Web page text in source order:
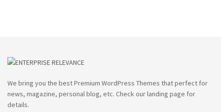
We bring you the best Premium WordPress Themes that perfect for
news, magazine, personal blog, etc. Check our landing page for
details.